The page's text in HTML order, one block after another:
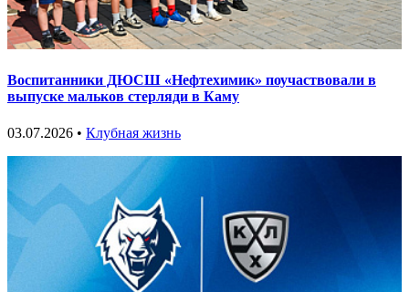
Воспитанники ДЮСШ «Нефтехимик» поучаствовали в
выпуске мальков стерляди в Каму
03.07.2026 • Клубная жизнь